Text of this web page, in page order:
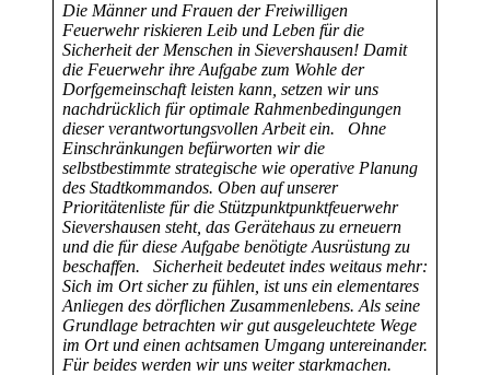
Die Männer und Frauen der Freiwilligen
Feuerwehr riskieren Leib und Leben für die
Sicherheit der Menschen in Sievershausen! Damit
die Feuerwehr ihre Aufgabe zum Wohle der
Dorfgemeinschaft leisten kann, setzen wir uns
nachdrücklich für optimale Rahmenbedingungen
dieser verantwortungsvollen Arbeit ein.
Ohne
Einschränkungen befürworten wir die
selbstbestimmte strategische wie operative Planung
des Stadtkommandos. Oben auf unserer
Prioritätenliste für die Stützpunktpunktfeuerwehr
Sievershausen steht, das Gerätehaus zu erneuern
und die für diese Aufgabe benötigte Ausrüstung zu
beschaffen.
Sicherheit bedeutet indes weitaus mehr:
Sich im Ort sicher zu fühlen, ist uns ein elementares
Anliegen des dörflichen Zusammenlebens. Als seine
Grundlage betrachten wir gut ausgeleuchtete Wege
im Ort und einen achtsamen Umgang untereinander.
Für beides werden wir uns weiter starkmachen.